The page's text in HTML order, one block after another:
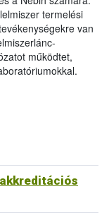
termelési
van
működtet,